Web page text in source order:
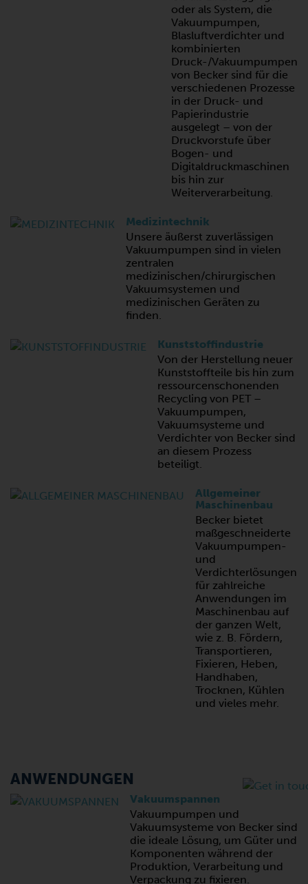
oder als System, die
Vakuumpumpen,
Blasluftverdichter und
kombinierten
Druck-/Vakuumpumpen
von Becker sind für die
verschiedenen Prozesse
in der Druck- und
Papierindustrie
ausgelegt – von der
Druckvorstufe über
Bogen- und
Digitaldruckmaschinen
bis hin zur
Weiterverarbeitung.
Medizintechnik
Unsere äußerst zuverlässigen
Vakuumpumpen sind in vielen
zentralen
medizinischen/chirurgischen
Vakuumsystemen und
medizinischen Geräten zu
finden.
Kunststoffindustrie
Von der Herstellung neuer
Kunststoffteile bis hin zum
ressourcenschonenden
Recycling von PET –
Vakuumpumpen,
Vakuumsysteme und
Verdichter von Becker sind
an diesem Prozess
beteiligt.
Allgemeiner
Maschinenbau
Becker bietet
maßgeschneiderte
Vakuumpumpen-
und
Verdichterlösungen
für zahlreiche
Anwendungen im
Maschinenbau auf
der ganzen Welt,
wie z. B. Fördern,
Transportieren,
Fixieren, Heben,
Handhaben,
Trocknen, Kühlen
und vieles mehr.
ANWENDUNGEN
Vakuumspannen
Vakuumpumpen und
Vakuumsysteme von Becker sind
die ideale Lösung, um Güter und
Komponenten während der
Produktion, Verarbeitung und
Verpackung zu fixieren.